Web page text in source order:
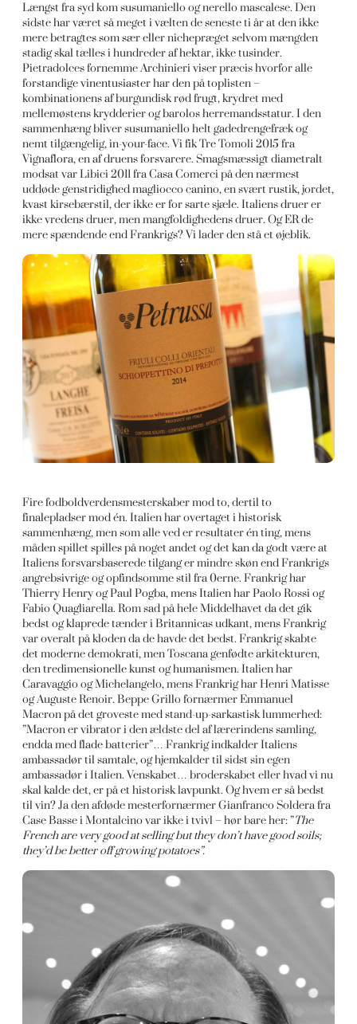
Længst fra syd kom susumaniello og nerello mascalese. Den
sidste har været så meget i vælten de seneste ti år at den ikke
mere betragtes som sær eller nichepræget selvom mængden
stadig skal tælles i hundreder af hektar, ikke tusinder.
Pietradolces fornemme Archinieri viser præcis hvorfor alle
forstandige vinentusiaster har den på toplisten –
kombinationens af burgundisk rød frugt, krydret med
mellemøstens krydderier og barolos herremandsstatur. I den
sammenhæng bliver susumaniello helt gadedrengefræk og
nemt tilgængelig, in-your-face. Vi fik Tre Tomoli 2015 fra
Vignaflora, en af druens forsvarere. Smagsmæssigt diametralt
modsat var Libici 2011 fra Casa Comerci på den nærmest
uddøde genstridighed magliocco canino, en svært rustik, jordet,
kvast kirsebærstil, der ikke er for sarte sjæle. Italiens druer er
ikke vredens druer, men mangfoldighedens druer. Og ER de
mere spændende end Frankrigs? Vi lader den stå et øjeblik.
Fire fodboldverdensmesterskaber mod to, dertil to
finalepladser mod én. Italien har overtaget i historisk
sammenhæng, men som alle ved er resultater én ting, mens
måden spillet spilles på noget andet og det kan da godt være at
Italiens forsvarsbaserede tilgang er mindre skøn end Frankrigs
angrebsivrige og opfindsomme stil fra 0erne. Frankrig har
Thierry Henry og Paul Pogba, mens Italien har Paolo Rossi og
Fabio Quagliarella. Rom sad på hele Middelhavet da det gik
bedst og klaprede tænder i Britannicas udkant, mens Frankrig
var overalt på kloden da de havde det bedst. Frankrig skabte
det moderne demokrati, men Toscana genfødte arkitekturen,
den tredimensionelle kunst og humanismen. Italien har
Caravaggio og Michelangelo, mens Frankrig har Henri Matisse
og Auguste Renoir. Beppe Grillo fornærmer Emmanuel
Macron på det groveste med stand-up-sarkastisk lummerhed:
”Macron er vibrator i den ældste del af lærerindens samling,
endda med flade batterier”… Frankrig indkalder Italiens
ambassadør til samtale, og hjemkalder til sidst sin egen
ambassadør i Italien. Venskabet… broderskabet eller hvad vi nu
skal kalde det, er på et historisk lavpunkt. Og hvem er så bedst
til vin? Ja den afdøde mesterfornærmer Gianfranco Soldera fra
Case Basse i Montalcino var ikke i tvivl – hør bare her: ”The
French are very good at selling but they don’t have good soils;
they’d be better off growing potatoes”.